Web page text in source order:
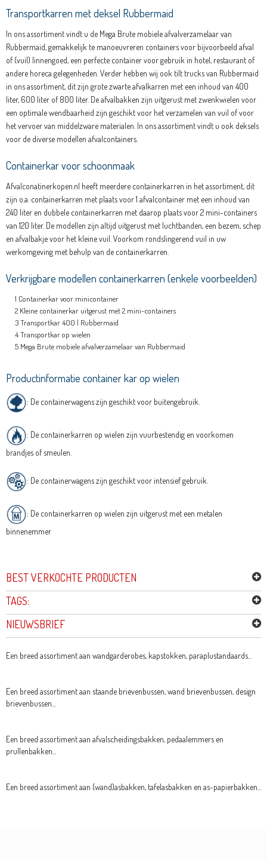
Transportkarren met deksel Rubbermaid
In ons assortiment vindt u de Mega Brute mobiele afvalverzamelaar van
Rubbermaid, gemakkelijk te manoeuvreren containers voor bijvoorbeeld afval
of (vuil) linnengoed, een perfecte container voor gebruik in hotel, restaurant of
andere horeca gelegenheden. Verder hebben wij ook tilt trucks van Rubbermaid
in ons assortiment, dit zijn grote zwarte afvalkarren met een inhoud van 400
liter, 600 literof800 liter. De afvalbakken zijn uitgerust met zwenkwielen voor
een optimale wendbaarheid zijn geschikt voor het verzamelen van vuil of voor
het vervoer van middelzware materialen. In onsassortimentvindt u ook deksels
voor de diversemodellen afvalcontainers.
Containerkar voor schoonmaak
Afvalconatinerkopen.nl heeft meerdere containerkarren in het assortiment, dit
zijn o.a. containerkarren met plaats voor 1 afvalcontainer met een inhoud van
240 liter en dubbele containerkarren met daarop plaats voor 2 mini-containers
van 120 liter. De modellen zijn altijd uitgerust met luchtbanden, een bezem, schep
en afvalbakje voor het kleine vuil. Voorkom rondslingerend vuil in uw
werkomgeving met behulp van de containerkarren.
Verkrijgbare modellen containerkarren (enkele voorbeelden)
Containerkar voor minicontainer
Kleine containerkar uitgerust met 2 mini-containers
Transportkar 400 l Rubbermaid
Transportkar op wielen
Mega Brute mobiele afvalverzamelaar van Rubbermaid
Productinformatie container kar op wielen
: De containerwagens zijn geschikt voor buitengebruik.
: De containerkarren op wielen zijn vuurbestendig en voorkomen
brandjes of smeulen.
: De containerwagens zijn geschikt voor intensief gebruik.
: De containerkarren op wielen zijn uitgerust met een metalen
binnenemmer
BEST VERKOCHTE PRODUCTEN
TAGS:
NIEUWSBRIEF
Een breed assortiment aan wandgarderobes, kapstokken, paraplustandaards...
Een breed assortiment aan staande brievenbussen, wand brievenbussen, design
brievenbussen...
Een breed assortiment aan afvalscheidingsbakken, pedaalemmers en
prullenbakken...
Een breed assortiment aan (wand)asbakken, tafelasbakken en as-papierbakken...